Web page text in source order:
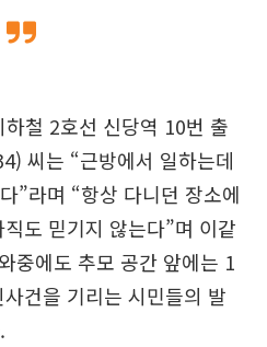
철 2호선 신당역 10번 출
씨는 “근방에서 일하는데
”라며 “항상 다니던 장소에
도 믿기지 않는다”며 이같
중에도 추모 공간 앞에는 1
건을 기리는 시민들의 발